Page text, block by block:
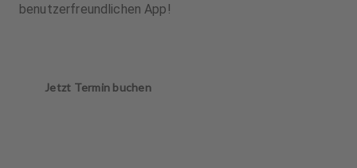
benutzerfreundlichen App!
Jetzt Termin buchen